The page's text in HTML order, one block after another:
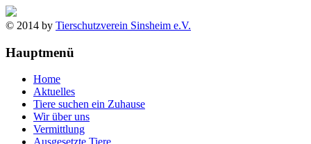
© 2014 by Tierschutzverein Sinsheim e.V.
Hauptmenü
Home
Aktuelles
Tiere suchen ein Zuhause
Wir über uns
Vermittlung